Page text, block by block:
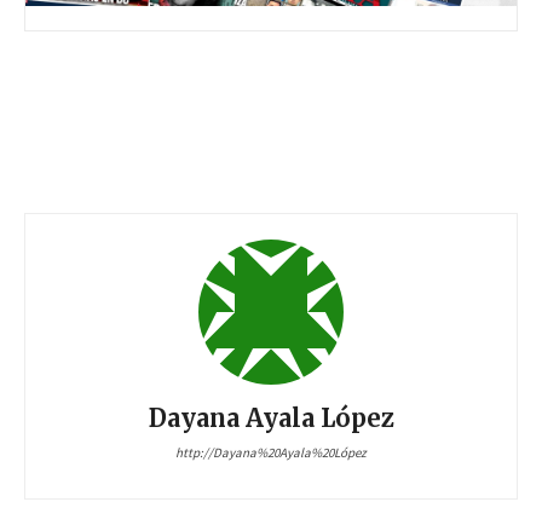
Dayana Ayala López
http://Dayana%20Ayala%20López